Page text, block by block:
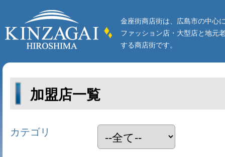
金座街商店街は、広島市の中心
ファッション店・大型店と地元
する商店街です。
加盟店一覧
カテゴリ